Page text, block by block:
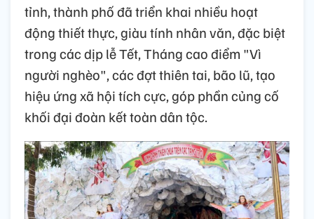
tỉnh, thành phố đã triển khai nhiều hoạt
động thiết thực, giàu tính nhân văn, đặc biệt
trong các dịp lễ Tết, Tháng cao điểm "Vì
người nghèo", các đợt thiên tai, bão lũ, tạo
hiệu ứng xã hội tích cực, góp phần củng cố
khối đại đoàn kết toàn dân tộc.